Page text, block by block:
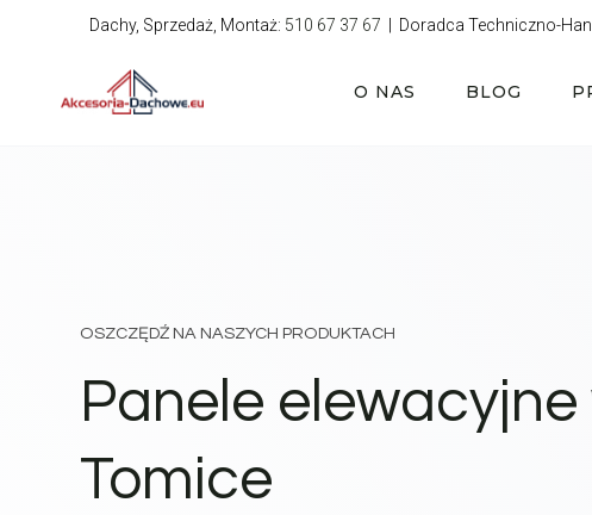
Dachy, Sprzedaż, Montaż: 510 67 37 67 | Doradca Techniczno-
O NAS BLOG
OSZCZĘDŹ NA NASZYCH PRODUKTACH
Panele elewacyjne
Tomice